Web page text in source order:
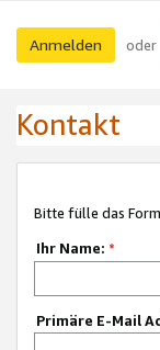
Anmelden oder
Kontakt
Bitte fülle das
Ihr Name: *
Primäre E-Mail